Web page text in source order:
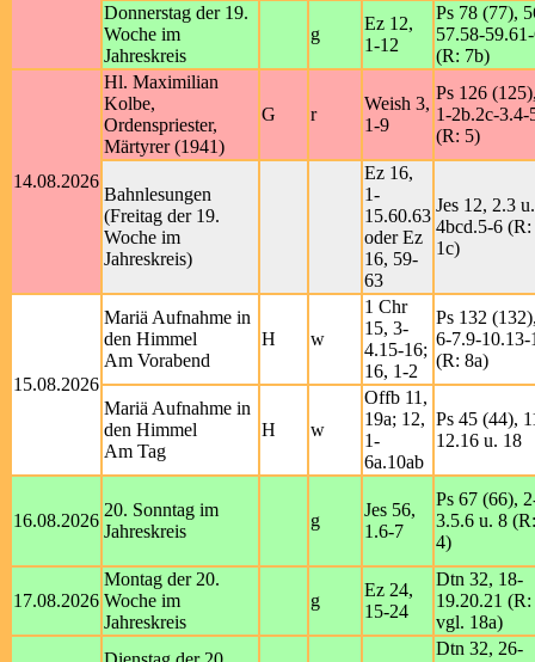
Donnerstag der 19.
Woche im
Jahreskreis
g
Ez 12,
1-12
Ps 78 (77),
57.58-
(R: 7b)
14.08.2026
Hl. Maximilian
Kolbe,
Ordenspriester,
Märtyrer (1941)
G r
Weish 3,
1-9
Ps 126
1-2b.2c-3.4-
(R: 5)
Bahnlesungen
(Freitag der 19.
Woche im
Jahreskreis)
Ez 16,
1-
15.60.63
oder Ez
16, 59-
63
Jes 12, 2.3 u.
4bcd.5-6 (R:
1c)
15.08.2026
Mariä Aufnahme in
den Himmel
Am Vorabend
H w
1 Chr
15, 3-
4.15-16;
16, 1-2
Ps 132
6-7.9-10.13-
(R: 8a)­
Mariä Aufnahme in
den Himmel
Am Tag
H w
Offb 11,
19a; 12,
1-
6a.10ab
Ps 45 (44),
12.16 u. 18
16.08.2026
20. Sonntag im
Jahreskreis
g
Jes 56,
1.6-7
Ps 67 (66),
3.5.6 u. 8 (R:
4)
17.08.2026
Montag der 20.
Woche im
Jahreskreis
g
Ez 24,
15-24
Dtn 32, 18-
19.20.21 (R:
vgl. 18a)
Dtn 32, 26-